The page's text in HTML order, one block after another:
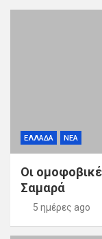
ΕΛΛΑΔΑ ΝΕΑ
Οι
Σαμαρά
5 ημέρες ago